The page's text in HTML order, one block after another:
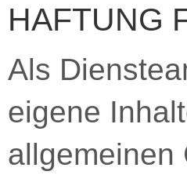
HAFTUNG
Als
eigene
allgemeinen